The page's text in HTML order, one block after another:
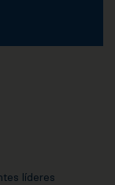
líderes